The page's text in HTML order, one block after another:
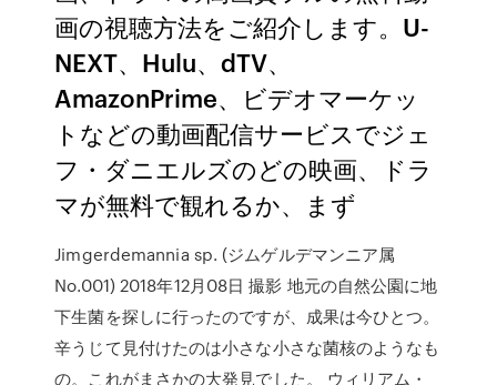
画の視聴方法をご紹介します。U-
NEXT、Hulu、dTV、
AmazonPrime、ビデオマーケッ
トなどの動画配信サービスでジェ
フ・ダニエルズのどの映画、ドラ
マが無料で観れるか、まず
Jimgerdemannia sp. (ジムゲルデマンニア属
No.001) 2018年12月08日 撮影 地元の自然公園に地
下生菌を探しに行ったのですが、成果は今ひとつ。
辛うじて見付けたのは小さな小さな菌核のようなも
の。これがまさかの大発見でした。 ウィリアム・